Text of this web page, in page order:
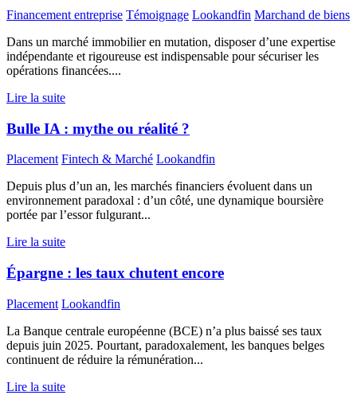
Financement entreprise Témoignage Lookandfin Marchand de biens
Dans un marché immobilier en mutation, disposer d’une expertise
indépendante et rigoureuse est indispensable pour sécuriser les
opérations financées....
Lire la suite
Bulle IA : mythe ou réalité ?
Placement Fintech & Marché Lookandfin
Depuis plus d’un an, les marchés financiers évoluent dans un
environnement paradoxal : d’un côté, une dynamique boursière
portée par l’essor fulgurant...
Lire la suite
Épargne : les taux chutent encore
Placement Lookandfin
La Banque centrale européenne (BCE) n’a plus baissé ses taux
depuis juin 2025. Pourtant, paradoxalement, les banques belges
continuent de réduire la rémunération...
Lire la suite